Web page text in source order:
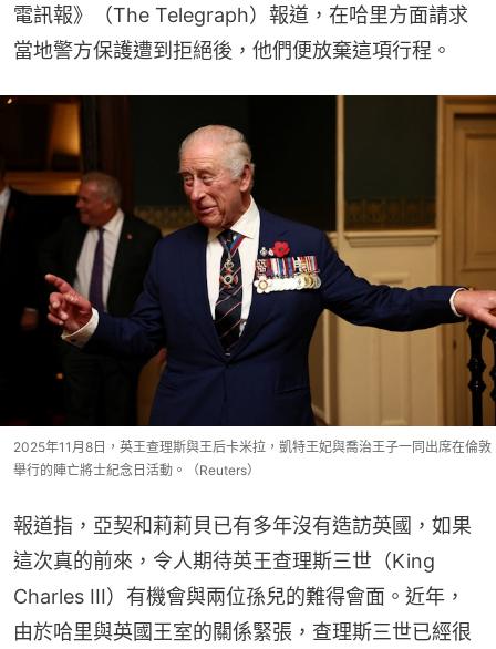
電訊報》（The Telegraph）報道，在哈里方面請求
當地警方保護遭到拒絕後，他們便放棄這項行程。
2025年11月8日，英王查理斯與王后卡米拉，凱特王妃與喬治王子一同出席在倫敦
舉行的陣亡將士紀念日活動。（Reuters）
報道指，亞契和莉莉貝已有多年沒有造訪英國，如果
這次真的前來，令人期待英王查理斯三世（King
Charles III）有機會與兩位孫兒的難得會面。近年，
由於哈里與英國王室的關係緊張，查理斯三世已經很